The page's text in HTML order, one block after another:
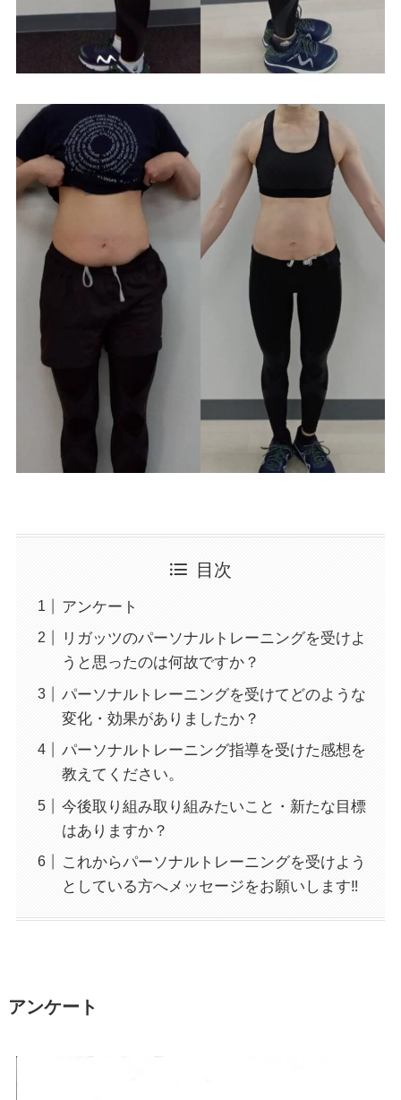
目次
アンケート
リガッツのパーソナルトレーニングを受けよ
うと思ったのは何故ですか？
パーソナルトレーニングを受けてどのような
変化・効果がありましたか？
パーソナルトレーニング指導を受けた感想を
教えてください。
今後取り組み取り組みたいこと・新たな目標
はありますか？
これからパーソナルトレーニングを受けよう
としている方へメッセージをお願いします‼
アンケート